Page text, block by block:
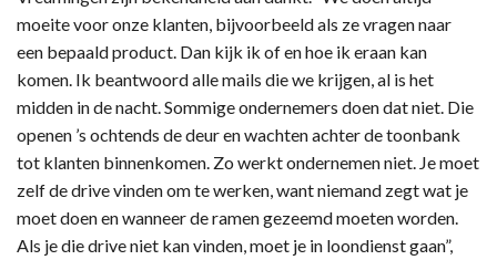
moeite voor onze klanten, bijvoorbeeld als ze vragen naar
een bepaald product. Dan kijk ik of en hoe ik eraan kan
komen. Ik beantwoord alle mails die we krijgen, al is het
midden in de nacht. Sommige ondernemers doen dat niet. Die
openen ’s ochtends de deur en wachten achter de toonbank
tot klanten binnenkomen. Zo werkt ondernemen niet. Je moet
zelf de drive vinden om te werken, want niemand zegt wat je
moet doen en wanneer de ramen gezeemd moeten worden.
Als je die drive niet kan vinden, moet je in loondienst gaan”,